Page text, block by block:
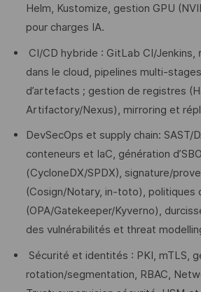
Helm, Kustomize, gestion GPU
pour charges IA.
CI/CD hybride : GitLab CI/Jenkins,
dans le cloud, pipelines
d’artefacts ; gestion de registres
Artifactory/Nexus), mirroring et
DevSecOps et supply chain: SAST/
conteneurs et IaC, génération
(CycloneDX/SPDX), signature/
(Cosign/Notary, in‑toto), politiques
(OPA/Gatekeeper/Kyverno),
des vulnérabilités et threat
Sécurité et identités : PKI, mTLS,
rotation/segmentation, RBAC,